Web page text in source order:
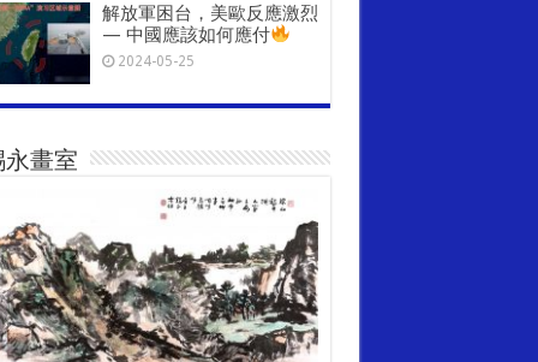
解放軍困台，美歐反應激烈
— 中國應該如何應付
2024-05-25
永畫室